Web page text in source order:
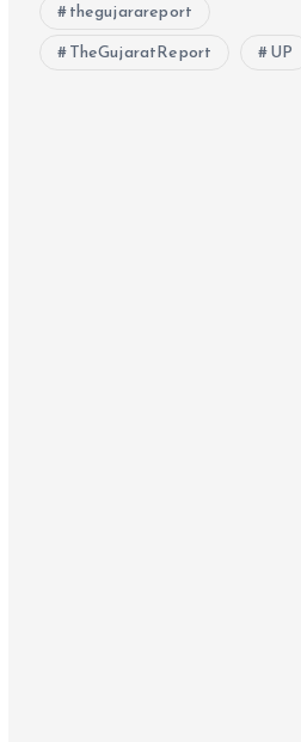
thegujarareport
TheGujaratReport UP